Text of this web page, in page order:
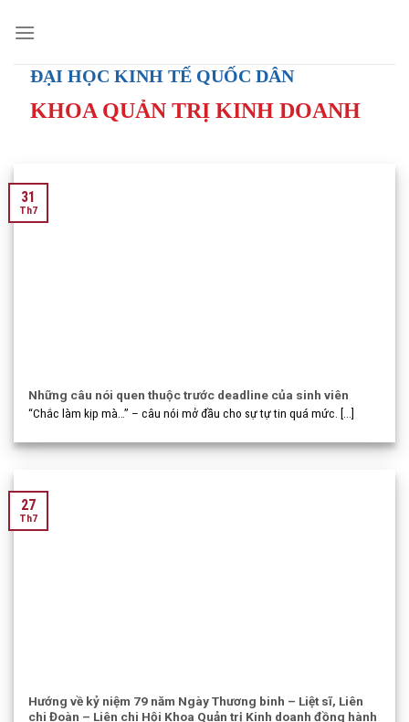
ĐẠI HỌC KINH TẾ QUỐC DÂN
KHOA QUẢN TRỊ KINH DOANH
Những câu nói quen thuộc trước deadline của sinh viên
“Chắc làm kịp mà…” – câu nói mở đầu cho sự tự tin quá mức. [...]
31
Th7
Hướng về kỷ niệm 79 năm Ngày Thương binh – Liệt sĩ, Liên
chi Đoàn – Liên chi Hội Khoa Quản trị Kinh doanh đồng hành
27
Th7